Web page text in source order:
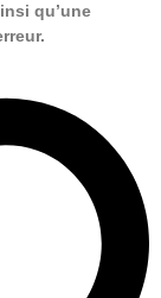
qu’une